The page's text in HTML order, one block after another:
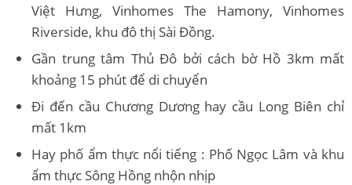
Việt Hưng, Vinhomes The Hamony, Vinhomes
Riverside, khu đô thị Sài Đồng.
Gần trung tâm Thủ Đô bởi cách bờ Hồ 3km mất
khoảng 15 phút để di chuyển
Đi đến cầu Chương Dương hay cầu Long Biên chỉ
mất 1km
Hay phố ẩm thực nổi tiếng : Phố Ngọc Lâm và khu
ẩm thực Sông Hồng nhộn nhịp